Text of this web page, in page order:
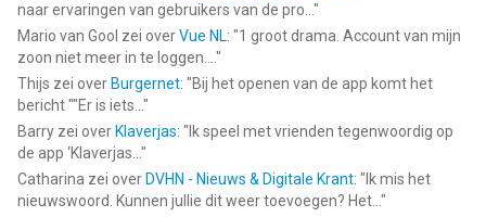
verlenging uitschakelen in uw accountinstellingen na aankoop.
- Elk ongebruikt deel van een gratis proefperiode wordt
verbeurd verklaard wanneer u het abonnement aanschaft.
- Lees ons privacybeleid en onze gebruiksvoorwaarden:
https://jmhdevelopers.com/privacy.html
https://jmhdevelopers.com/terms_of_use.html
--
naar ervaringen van gebruikers van de pro... "
Mario van Gool zei overVue NL: "1 groot drama. Account van mijn
zoon niet meer in te loggen.... "
Thijs zei over Burgernet: "Bij het openen van de app komt het
bericht ""Er is iets... "
Barry zei over Klaverjas: " Ik speel met vrienden tegenwoordig op
de app ‘Klaverjas... "
Catharina zei over DVHN - Nieuws & Digitale Krant: " Ik mis het
nieuwswoord. Kunnen jullie dit weer toevoegen? Het... "